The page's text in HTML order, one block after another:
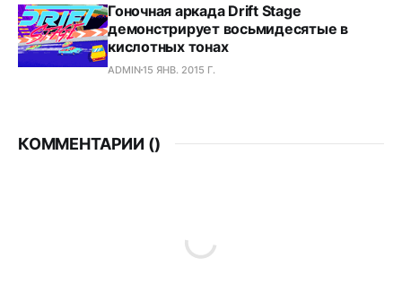
Гоночная аркада Drift Stage
демонстрирует восьмидесятые в
кислотных тонах
ADMIN15 ЯНВ. 2015 Г.
КОММЕНТАРИИ ()